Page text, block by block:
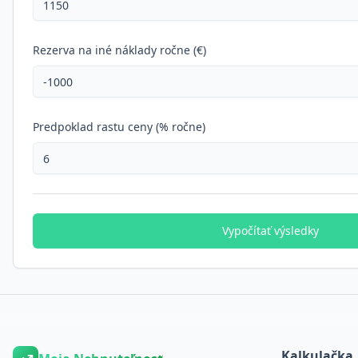
Rezerva na iné náklady ročne (€)
Predpoklad rastu ceny (% ročne)
Vypočítať výsledky